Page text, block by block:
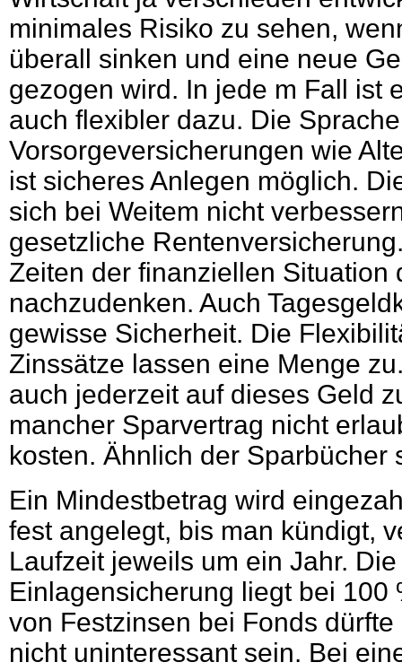
minimales Risiko zu sehen,
überall sinken und eine neue
gezogen wird. In jede m Fall ist
auch flexibler dazu. Die
Vorsorgeversicherungen wie
ist sicheres Anlegen möglich.
sich bei Weitem nicht
gesetzliche
Zeiten der finanziellen Situation
nachzudenken. Auch
gewisse Sicherheit. Die
Zinssätze lassen eine Menge
auch jederzeit auf dieses Geld
mancher Sparvertrag nicht
kosten. Ähnlich der Sparbücher
Ein Mindestbetrag wird
fest angelegt, bis man kündigt,
Laufzeit jeweils um ein Jahr.
Einlagensicherung liegt bei 100
von Festzinsen bei Fonds
nicht uninteressant sein. Bei